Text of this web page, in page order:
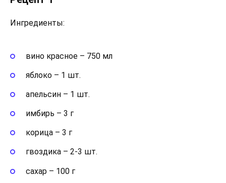
Ингредиенты:
вино красное – 750 мл
яблоко – 1 шт.
апельсин – 1 шт.
имбирь – 3 г
корица – 3 г
гвоздика – 2-3 шт.
сахар – 100 г